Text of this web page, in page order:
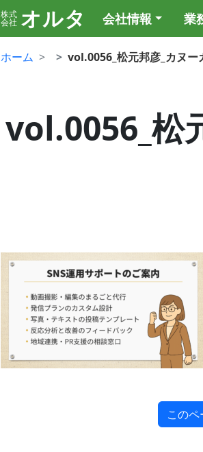
株式
会社 オルタ 会社情報 業
ホーム vol.0056_松元邦彦_カヌー
vol.0056_松
この